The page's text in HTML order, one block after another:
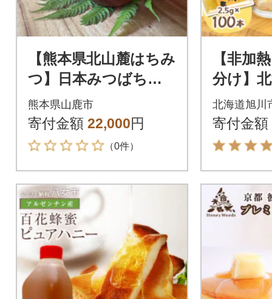
【熊本県北山麓はちみ
つ】日本みつばち菊
鹿600g
熊本県山鹿市
寄付金額 22,000円
（0件）
【非加
分け】
シア 蜂
12
北海道旭川
寄付金額